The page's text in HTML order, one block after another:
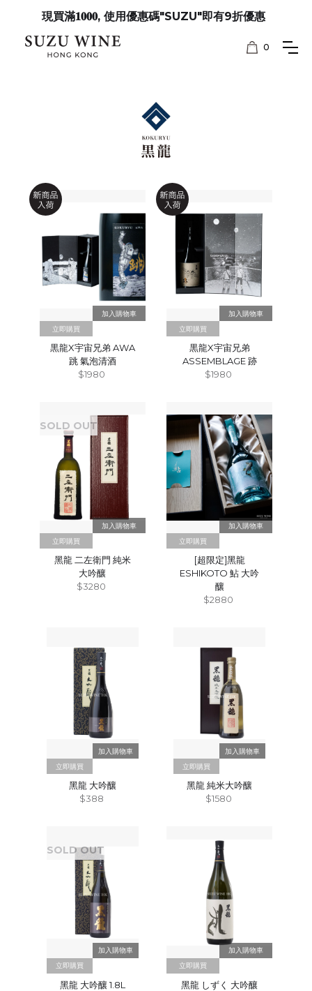
現買滿𝟏𝟎𝟎𝟎, 使用優惠碼"SUZU"即有9折優惠
0
立即購買
黒龍X宇宙兄弟 AWA
跳 氣泡清酒
$1980
立即購買
黒龍X宇宙兄弟
ASSEMBLAGE 跡
$1980
SOLD OUT
立即購買
黑龍 二左衛門 純米
大吟釀
$3280
立即購買
[超限定]黑龍
ESHIKOTO 鮎 大吟
釀
$2880
立即購買
黑龍 大吟釀
$388
立即購買
黑龍 純米大吟釀
$1580
SOLD OUT
立即購買
黑龍 大吟釀 1.8L
立即購買
黑龍 しずく 大吟釀